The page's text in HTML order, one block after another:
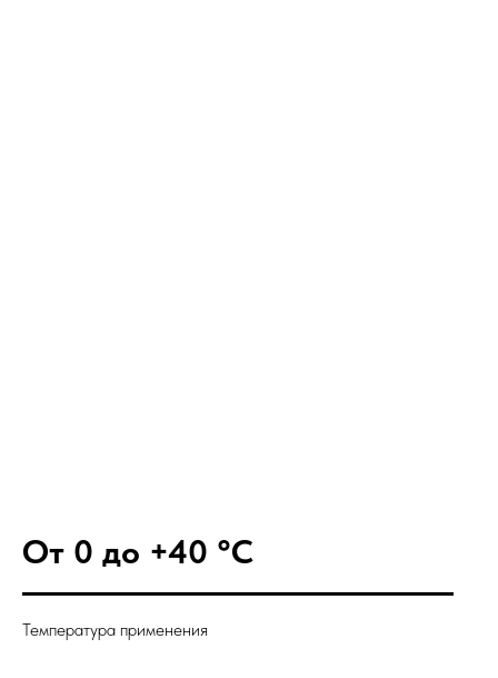
От 0 до +40 °С
Температура применения